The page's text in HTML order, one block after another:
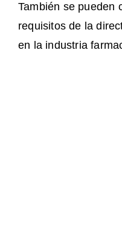
También se pueden
requisitos de la
en la industria